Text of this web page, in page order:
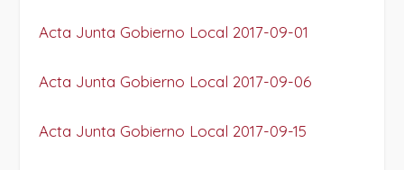
Acta Junta Gobierno Local 2017-09-01
Acta Junta Gobierno Local 2017-09-06
Acta Junta Gobierno Local 2017-09-15